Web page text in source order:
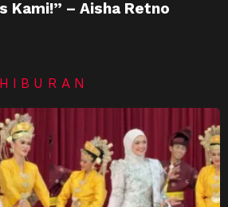
Kami!” – Aisha Retno
HIBURAN